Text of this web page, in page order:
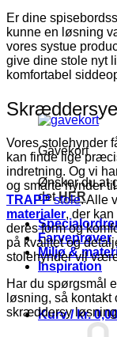
Gavekort
Ønsker du at
detHER
Farveprøver
Miljø &
Inspiration
Kurv /kr.
Er dine
kunne en løsning
vores systue
give dine stole nyt
komfortabel
Vores stolehynder
kan finde lige
indretning. Og vi
og smarte hynder
TRAPPstole. Alle
materialer, der
deres form og
på kvalitet og
stolehynder vil
Har du spørgsmål
løsning, så
skræddersy